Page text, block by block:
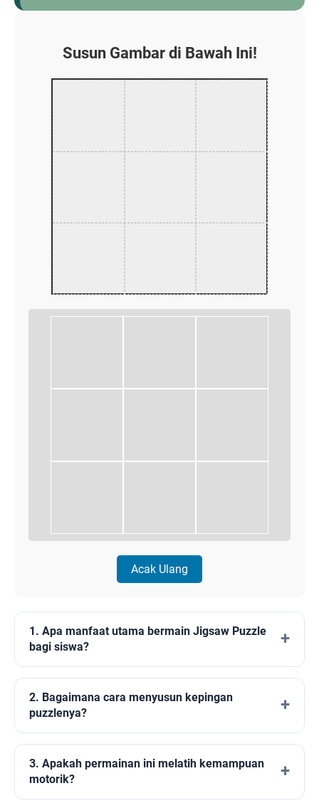
Susun Gambar di Bawah Ini!
Acak Ulang
1. Apa manfaat utama bermain Jigsaw Puzzle
bagi siswa?
2. Bagaimana cara menyusun kepingan
puzzlenya?
3. Apakah permainan ini melatih kemampuan
motorik?